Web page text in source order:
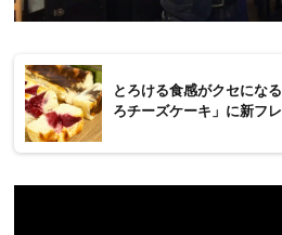
とろける食感がクセにな
ろチーズケーキ」に新フ